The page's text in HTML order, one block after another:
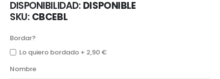
imágenes
DISPONIBILIDAD: DISPONIBLE
SKU CBCEBL
Bordar?
Lo quiero bordado + 2,90 €
Nombre